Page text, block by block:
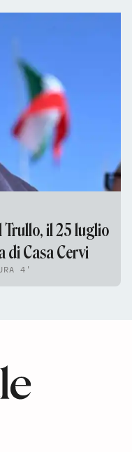
Trullo, il 25 luglio
di Casa Cervi
4'